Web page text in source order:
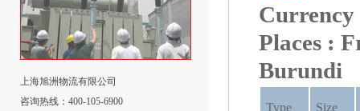
上海旭洲物流有限公司
咨询热线：400-105-6900
Places :
Burundi
Type Size